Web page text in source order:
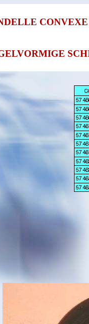
CONVEXE